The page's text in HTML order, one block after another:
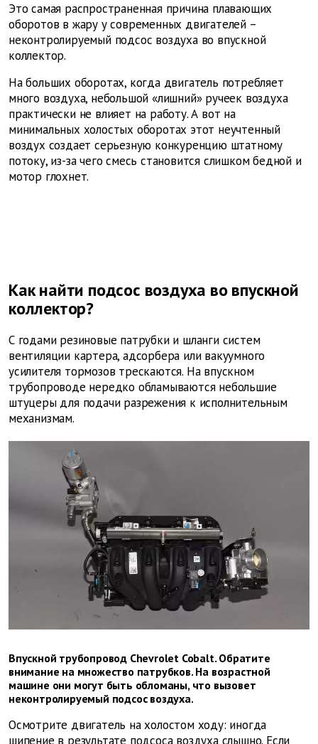
Это самая распространенная причина плавающих
оборотов в жару у современных двигателей –
неконтролируемый подсос воздуха во впускной
коллектор.
На больших оборотах, когда двигатель потребляет
много воздуха, небольшой «лишний» ручеек воздуха
практически не влияет на работу. А вот на
минимальных холостых оборотах этот неучтенный
воздух создает серьезную конкуренцию штатному
потоку, из-за чего смесь становится слишком бедной и
мотор глохнет.
Как найти подсос воздуха во впускной
коллектор?
С годами резиновые патрубки и шланги систем
вентиляции картера, адсорбера или вакуумного
усилителя тормозов трескаются. На впускном
трубопроводе нередко обламываются небольшие
штуцеры для подачи разрежения к исполнительным
механизмам.
Впускной трубопровод Chevrolet Cobalt. Обратите
внимание на множество патрубков. На возрастной
машине они могут быть обломаны, что вызовет
неконтролируемый подсос воздуха.
Осмотрите двигатель на холостом ходу: иногда
шипение в результате подсоса воздуха слышно. Если